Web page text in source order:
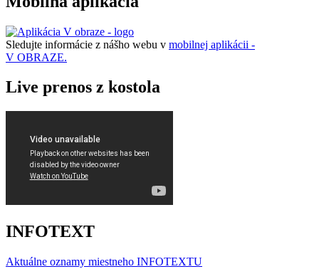
Sledujte informácie z nášho webu v mobilnej aplikácii -
V OBRAZE.
Live prenos z kostola
INFOTEXT
Aktuálne oznamy miestneho INFOTEXTU